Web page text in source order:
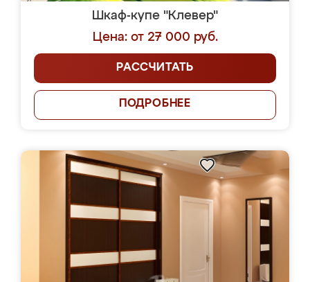
Шкаф-купе "Клевер"
Цена: от 27 000 руб.
РАССЧИТАТЬ
ПОДРОБНЕЕ